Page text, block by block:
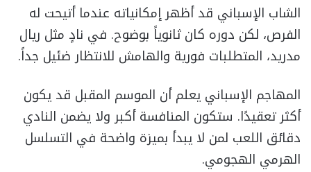
الشاب الإسباني قد أظهر إمكانياته عندما أتيحت له
الفرص، لكن دوره كان ثانوياً بوضوح. في نادٍ مثل ريال
مدريد، المتطلبات فورية والهامش للانتظار ضئيل جداً.
المهاجم الإسباني يعلم أن الموسم المقبل قد يكون
أكثر تعقيدًا. ستكون المنافسة أكبر ولا يضمن النادي
دقائق اللعب لمن لا يبدأ بميزة واضحة في التسلسل
الهرمي الهجومي.